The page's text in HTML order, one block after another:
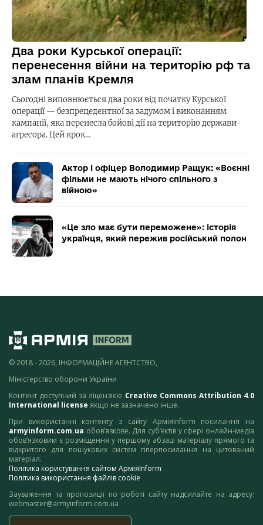
Два роки Курської операції:
перенесення війни на територію рф та
злам планів Кремля
Сьогодні виповнюється два роки від початку Курської
операції — безпрецедентної за задумом і виконанням
кампанії, яка перенесла бойові дії на територію держави-
агресора. Цей крок…
Актор і офіцер Володимир Ращук: «Воєнні
фільми не мають нічого спільного з
війною»
«Це зло має бути переможене»: історія
українця, який пережив російський полон
© 2018 - 2026, ІНФОРМАЦІЙНЕ АГЕНТСТВО,
Міністерство оборони України
Контент доступний за ліцензією Creative Commons Attribution 4.0
International license якщо не зазначено інше.
При використанні контенту з сайту АрміяInform посилання на
armyinform.com.ua обов’язкове. Для суб’єктів у сфері онлайн-медіа
обов’язковим є розміщення у першому абзаці матеріалу прямого та
відкритого для пошукових систем гіперпосилання на цитований
матеріал.
Політика користування сайтом АрміяInform
Політика використання файлів cookie
Зауваження та пропозиції по роботі сайту надсилайте на адресу:
webmaster@armyinform.com.ua